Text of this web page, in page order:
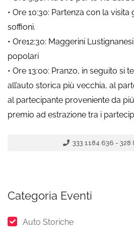
• Ore 10:30: Partenza con la
soffioni.
• Ore12:30: Maggerini
popolari
• Ore 13:00: Pranzo, in seguito si
all’auto storica più vecchia, al
al partecipante proveniente da
premio ad estrazione tra i
333 1184 636 - 328
Categoria Eventi
Auto Storiche